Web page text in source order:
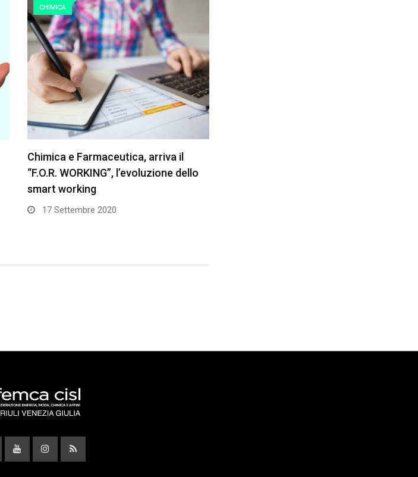
CHIMICA
Chimica e Farmaceutica, arriva il
“F.O.R. WORKING”, l’evoluzione dello
smart working
17 Settembre 2020